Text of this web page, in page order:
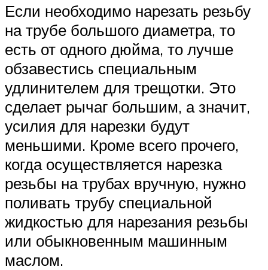
Если необходимо нарезать резьбу
на трубе большого диаметра, то
есть от одного дюйма, то лучше
обзавестись специальным
удлинителем для трещотки. Это
сделает рычаг большим, а значит,
усилия для нарезки будут
меньшими. Кроме всего прочего,
когда осуществляется нарезка
резьбы на трубах вручную, нужно
поливать трубу специальной
жидкостью для нарезания резьбы
или обыкновенным машинным
маслом.